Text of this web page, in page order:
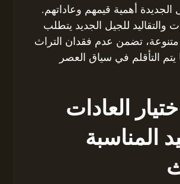
الجديدة أهمية قيمهم وعاداتهم.
والتقاليد للجيل الجديد يتطلب
متنوعة، تضمن عدم فقدان التراث
يتم التأقلم في سياق العصر
العادات
المناسبة